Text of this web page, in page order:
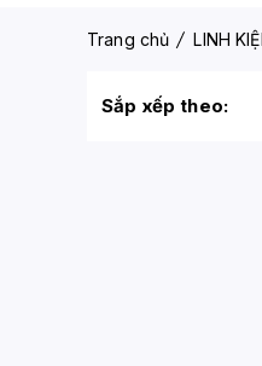
Trang chủ LINH
Sắp xếp theo: